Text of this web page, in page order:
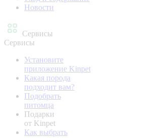
Новости
Сервисы
Сервисы
Установите
приложение Kinpet
Какая порода
подходит вам?
Подобрать
питомца
Подарки
от Kinpet
Как выбрать